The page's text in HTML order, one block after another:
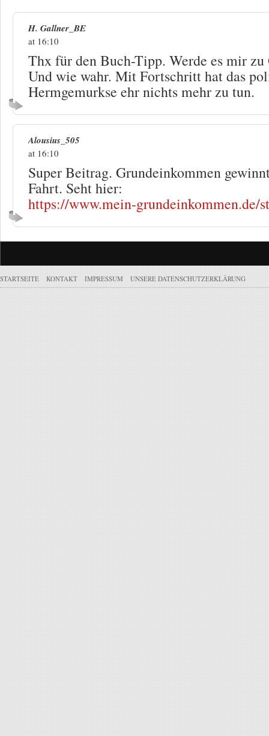
H. Gallner_BE
at 16:10
Thx für den Buch-Tipp. Werde es mir zu
Und wie wahr. Mit Fortschritt hat das
Hermgemurkse ehr nichts mehr zu tun.
Alousius_505
at 16:10
Super Beitrag. Grundeinkommen
Fahrt. Seht hier:
https://www.mein-grundeinkommen.de/
STARTSEITE KONTAKT IMPRESSUM UNSERE DATENSCHUTZERKLÄRUNG